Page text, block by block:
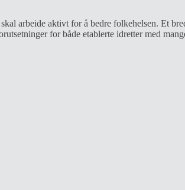
arbeide aktivt for å bedre folkehelsen. Et
for både etablerte idretter med